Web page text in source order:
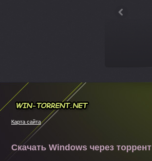
Карта сайта
Скачать Windows через торрент